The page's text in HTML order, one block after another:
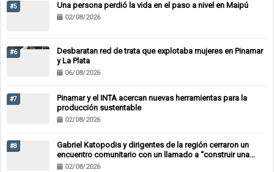
#5 Una persona perdió la vida en el paso a nivel en Maipú
02/08/2026
#6
Desbaratan red de trata que explotaba mujeres en Pinamar
y La Plata
06/08/2026
#7
Pinamar y el INTA acercan nuevas herramientas para la
producción sustentable
02/08/2026
#8
Gabriel Katopodis y dirigentes de la región cerraron un
encuentro comunitario con un llamado a “construir una
alternativa”
02/08/2026